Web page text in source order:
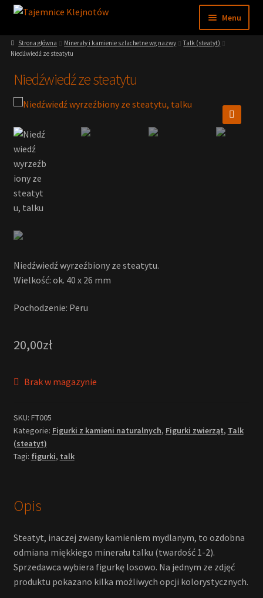
Przejdź
nawigacji
Przejdź
treści
Menu
Sklep
Moje konto
Regulamin
Nasze muzeum
Wiedza
Strona główna Minerały i kamienie szlachetne wg nazwy
Talk (steatyt)
Niedźwiedź ze steatytu
Niedźwiedź ze steatytu
Niedźwiedź wyrzeźbiony ze steatytu.
Wielkość: ok. 40 x 26 mm
Pochodzenie: Peru
20,00zł
Brak w magazynie
SKU: FT005
Kategorie: Figurki z kamieni naturalnych, Figurki zwierząt, Talk
(steatyt)
Tagi: figurki, talk
Opis
Steatyt, inaczej zwany kamieniem mydlanym, to ozdobna
odmiana miękkiego minerału talku (twardość 1-2).
Sprzedawca wybiera figurkę losowo. Na jednym ze zdjęć
produktu pokazano kilka możliwych opcji kolorystycznych.